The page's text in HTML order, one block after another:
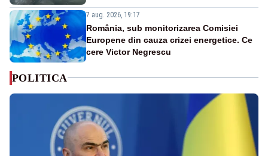
7 aug. 2026, 19:17
România, sub monitorizarea Comisiei
Europene din cauza crizei energetice. Ce
cere Victor Negrescu
POLITICA